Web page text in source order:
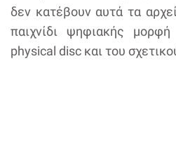
δεν κατέβουν αυτά τα
παιχνίδι ψηφιακής
physical disc και του